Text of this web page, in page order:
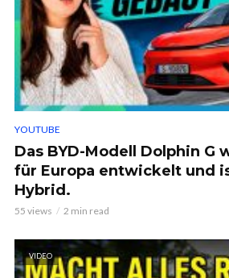
YOUTUBE
Das BYD-Modell Dolphin G
für Europa entwickelt und
Hybrid.
55 views 2 min read
VIDEO